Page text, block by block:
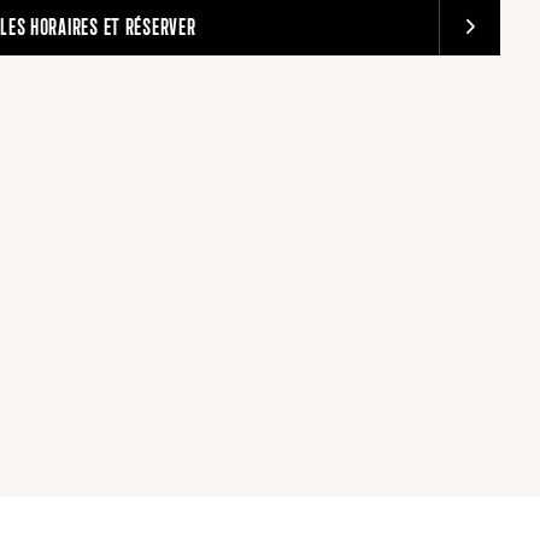
HORAIRES ET RÉSERVER